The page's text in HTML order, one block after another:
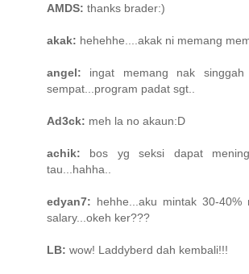
AMDS: thanks brader:)
akak: hehehhe....akak ni memang
angel: ingat memang nak
sempat...program padat sgt..
Ad3ck: meh la no akaun:D
achik: bos yg seksi dapat
tau...hahha..
edyan7: hehhe...aku mintak 30-
salary...okeh ker???
LB: wow! Laddyberd dah kembali!!!